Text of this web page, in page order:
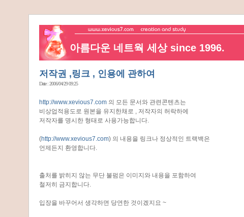
아름다운 네트웍 세상 since 1996.
저작권 ,링크 , 인용에 관하여
Date : 2006/04/29 09:25
http://www.xevious7.com 의 모든 문서와 관련콘텐츠는
비상업적용도로 원본을 유지한채로 , 저작자의 허락하에
저작자를 명시한 형태로 사용가능합니다.
(http://www.xevious7.com) 의 내용을 링크나 정상적인 트랙백은
언제든지 환영합니다.
출처를 밝히지 않는 무단 불펌은 이미지와 내용을 포함하여
철저히 금지합니다.
입장을 바꾸어서 생각하면 당연한 것이겠지요 ~